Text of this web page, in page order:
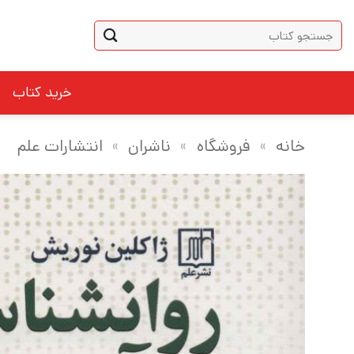
content
جستجو
برای:
خرید کتاب
خانه » فروشگاه » ناشران » انتشارات علم